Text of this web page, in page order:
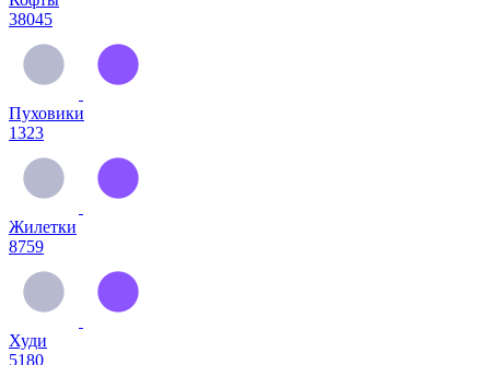
38045
Пуховики
1323
Жилетки
8759
Худи
5180